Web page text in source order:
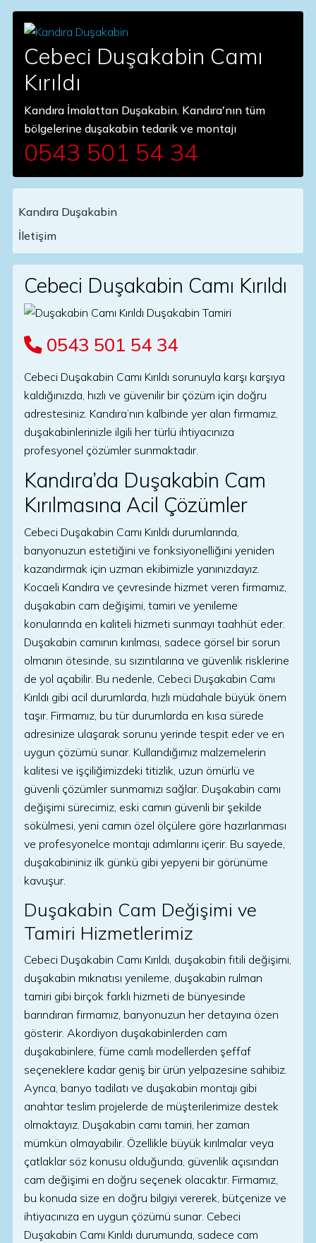
Cebeci Duşakabin Camı
Kırıldı
Kandıra İmalattan Duşakabin. Kandıra'nın tüm
bölgelerine duşakabin tedarik ve montajı
0543 501 54 34
Main Navigation
Kandıra Duşakabin
İletişim
Cebeci Duşakabin Camı Kırıldı
0543 501 54 34
Cebeci Duşakabin Camı Kırıldı sorunuyla karşı karşıya
kaldığınızda, hızlı ve güvenilir bir çözüm için doğru
adrestesiniz. Kandıra’nın kalbinde yer alan firmamız,
duşakabinlerinizle ilgili her türlü ihtiyacınıza
profesyonel çözümler sunmaktadır.
Kandıra’da Duşakabin Cam
Kırılmasına Acil Çözümler
Cebeci Duşakabin Camı Kırıldı durumlarında,
banyonuzun estetiğini ve fonksiyonelliğini yeniden
kazandırmak için uzman ekibimizle yanınızdayız.
Kocaeli Kandıra ve çevresinde hizmet veren firmamız,
duşakabin cam değişimi, tamiri ve yenileme
konularında en kaliteli hizmeti sunmayı taahhüt eder.
Duşakabin camının kırılması, sadece görsel bir sorun
olmanın ötesinde, su sızıntılarına ve güvenlik risklerine
de yol açabilir. Bu nedenle, Cebeci Duşakabin Camı
Kırıldı gibi acil durumlarda, hızlı müdahale büyük önem
taşır. Firmamız, bu tür durumlarda en kısa sürede
adresinize ulaşarak sorunu yerinde tespit eder ve en
uygun çözümü sunar. Kullandığımız malzemelerin
kalitesi ve işçiliğimizdeki titizlik, uzun ömürlü ve
güvenli çözümler sunmamızı sağlar. Duşakabin camı
değişimi sürecimiz, eski camın güvenli bir şekilde
sökülmesi, yeni camın özel ölçülere göre hazırlanması
ve profesyonelce montajı adımlarını içerir. Bu sayede,
duşakabininiz ilk günkü gibi yepyeni bir görünüme
kavuşur.
Duşakabin Cam Değişimi ve
Tamiri Hizmetlerimiz
Cebeci Duşakabin Camı Kırıldı, duşakabin fitili değişimi,
duşakabin mıknatısı yenileme, duşakabin rulman
tamiri gibi birçok farklı hizmeti de bünyesinde
barındıran firmamız, banyonuzun her detayına özen
gösterir. Akordiyon duşakabinlerden cam
duşakabinlere, füme camlı modellerden şeffaf
seçeneklere kadar geniş bir ürün yelpazesine sahibiz.
Ayrıca, banyo tadilatı ve duşakabin montajı gibi
anahtar teslim projelerde de müşterilerimize destek
olmaktayız. Duşakabin camı tamiri, her zaman
mümkün olmayabilir. Özellikle büyük kırılmalar veya
çatlaklar söz konusu olduğunda, güvenlik açısından
cam değişimi en doğru seçenek olacaktır. Firmamız,
bu konuda size en doğru bilgiyi vererek, bütçenize ve
ihtiyacınıza en uygun çözümü sunar. Cebeci
Duşakabin Camı Kırıldı durumunda, sadece cam